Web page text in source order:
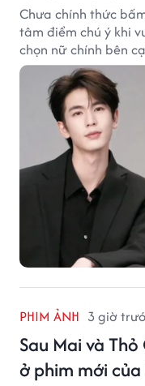
Chưa chính thức
tâm điểm chú ý khi
chọn nữ chính bên
PHIM ẢNH 3 giờ
Sau Mai và
ở phim mới của